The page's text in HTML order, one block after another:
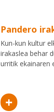
Pandero
Kun-kun kultur
irakaslea behar
urritik ekainaren
+